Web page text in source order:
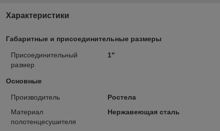
Характеристики
Габаритные и присоединительные размеры
Присоединительный
размер
1"
Основные
Производитель
Ростела
Материал
полотенцесушителя
Нержавеющая сталь